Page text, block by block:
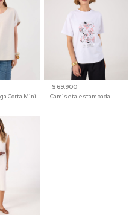
Blusa de Manga Corta Minimalista para Mujer
$ 69.900
Camiseta estampada